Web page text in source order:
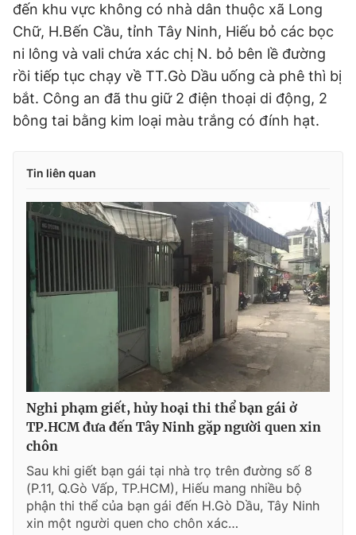
đến khu vực không có nhà dân thuộc xã Long
Chữ, H.Bến Cầu, tỉnh Tây Ninh, Hiếu bỏ các bọc
ni lông và vali chứa xác chị N. bỏ bên lề đường
rồi tiếp tục chạy về TT.Gò Dầu uống cà phê thì bị
bắt. Công an đã thu giữ 2 điện thoại di động, 2
bông tai bằng kim loại màu trắng có đính hạt.
Tin liên quan
Nghi phạm giết, hủy hoại thi thể bạn gái ở
TP.HCM đưa đến Tây Ninh gặp người quen xin
chôn
Sau khi giết bạn gái tại nhà trọ trên đường số 8
(P.11, Q.Gò Vấp, TP.HCM), Hiếu mang nhiều bộ
phận thi thể của bạn gái đến H.Gò Dầu, Tây Ninh
xin một người quen cho chôn xác…